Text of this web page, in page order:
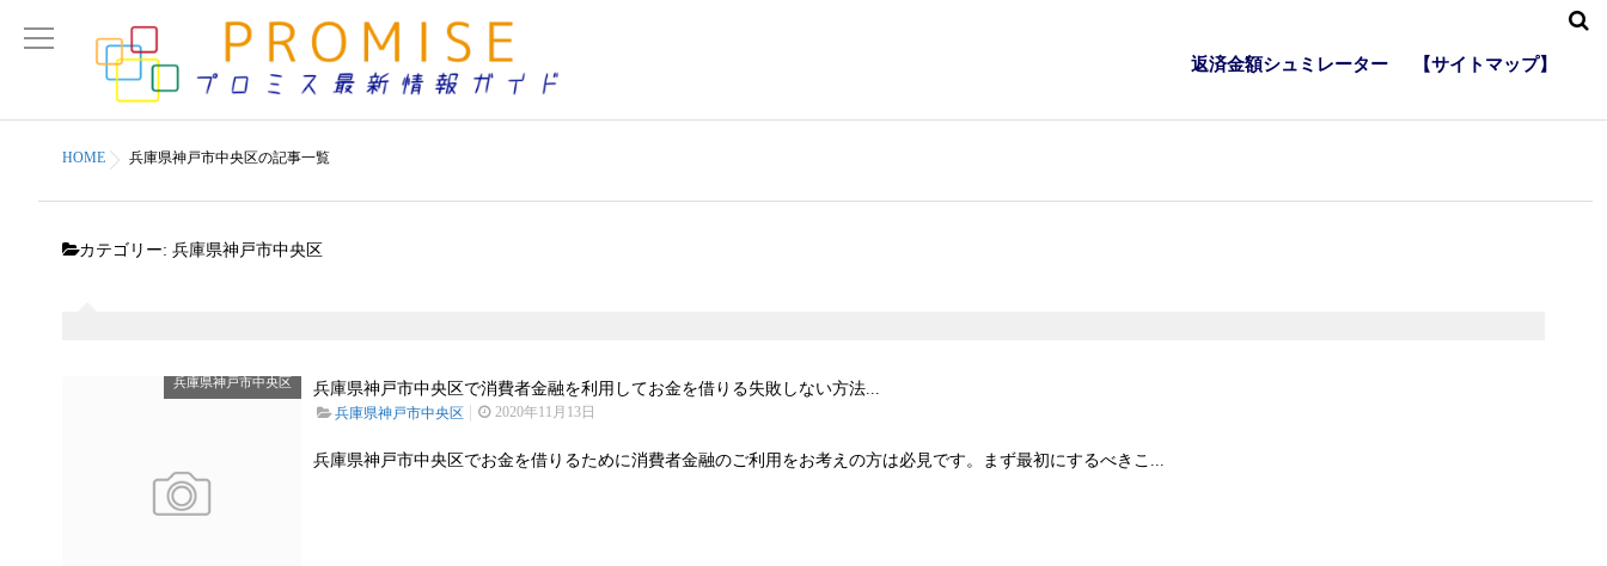
返済金額シュミレーター 【サイトマップ】
HOME 兵庫県神戸市中央区の記事一覧
カテゴリー: 兵庫県神戸市中央区
兵庫県神戸市中央区 兵庫県神戸市中央区で消費者金融を利用してお金を借りる失敗しない方法...
兵庫県神戸市中央区 2020年11月13日
兵庫県神戸市中央区でお金を借りるために消費者金融のご利用をお考えの方は必見です。まず最初にするべきこ...